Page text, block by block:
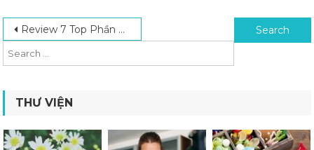
Post navigation
Review 7 Top Phần Mềm Quản Lý Trung Tâm Ngoại Ngữ Chất Lượng Nhất Search for:
THƯ VIỆN